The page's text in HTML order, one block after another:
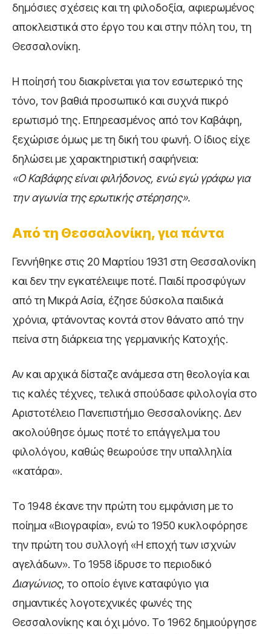
δημόσιες σχέσεις και τη φιλοδοξία, αφιερωμένος
αποκλειστικά στο έργο του και στην πόλη του, τη
Θεσσαλονίκη.
Η ποίησή του διακρίνεται για τον εσωτερικό της
τόνο, τον βαθιά προσωπικό και συχνά πικρό
ερωτισμό της. Επηρεασμένος από τον Καβάφη,
ξεχώρισε όμως με τη δική του φωνή. Ο ίδιος είχε
δηλώσει με χαρακτηριστική σαφήνεια:
«Ο Καβάφης είναι φιλήδονος, ενώ εγώ γράφω για
την αγωνία της ερωτικής στέρησης».
Από τη Θεσσαλονίκη, για πάντα
Γεννήθηκε στις 20 Μαρτίου 1931 στη Θεσσαλονίκη
και δεν την εγκατέλειψε ποτέ. Παιδί προσφύγων
από τη Μικρά Ασία, έζησε δύσκολα παιδικά
χρόνια, φτάνοντας κοντά στον θάνατο από την
πείνα στη διάρκεια της γερμανικής Κατοχής.
Αν και αρχικά δίσταζε ανάμεσα στη θεολογία και
τις καλές τέχνες, τελικά σπούδασε φιλολογία στο
Αριστοτέλειο Πανεπιστήμιο Θεσσαλονίκης. Δεν
ακολούθησε όμως ποτέ το επάγγελμα του
φιλολόγου, καθώς θεωρούσε την υπαλληλία
«κατάρα».
Το 1948 έκανε την πρώτη του εμφάνιση με το
ποίημα «Βιογραφία», ενώ το 1950 κυκλοφόρησε
την πρώτη του συλλογή «Η εποχή των ισχνών
αγελάδων». Το 1958 ίδρυσε το περιοδικό
Διαγώνιος, το οποίο έγινε καταφύγιο για
σημαντικές λογοτεχνικές φωνές της
Θεσσαλονίκης και όχι μόνο. Το 1962 δημιούργησε